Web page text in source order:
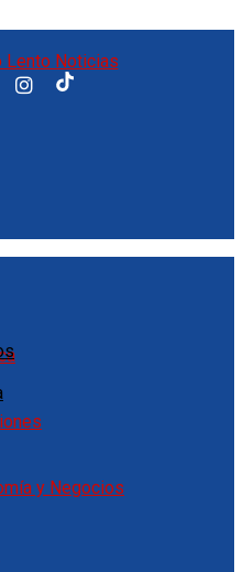
y Negocios